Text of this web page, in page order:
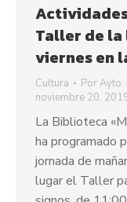
Taller de la
viernes en
Cultura PorAyto.
noviembre 20,
La Biblioteca
ha programado
jornada de
lugar el Taller